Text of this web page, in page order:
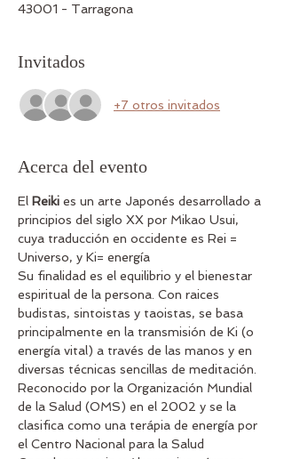
43001 - Tarragona
Invitados
+7 otros invitados
Acerca del evento
El Reiki es un arte Japonés desarrollado a
principios del siglo XX por Mikao Usui,
cuya traducción en occidente es Rei =
Universo, y Ki= energía
Su finalidad es el equilibrio y el bienestar
espiritual de la persona. Con raices
budistas, sintoistas y taoistas, se basa
principalmente en la transmisión de Ki (o
energía vital) a través de las manos y en
diversas técnicas sencillas de meditación.
Reconocido por la Organización Mundial
de la Salud (OMS) en el 2002 y se la
clasifica como una terápia de energía por
el Centro Nacional para la Salud